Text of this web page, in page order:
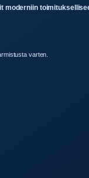
moderniin
varten.